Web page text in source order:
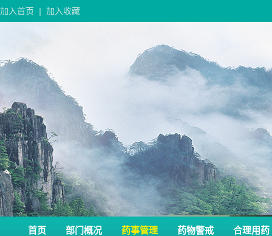
加入首页 | 加入收藏
首页 部门概况 药事管理 药物警戒 合理用药